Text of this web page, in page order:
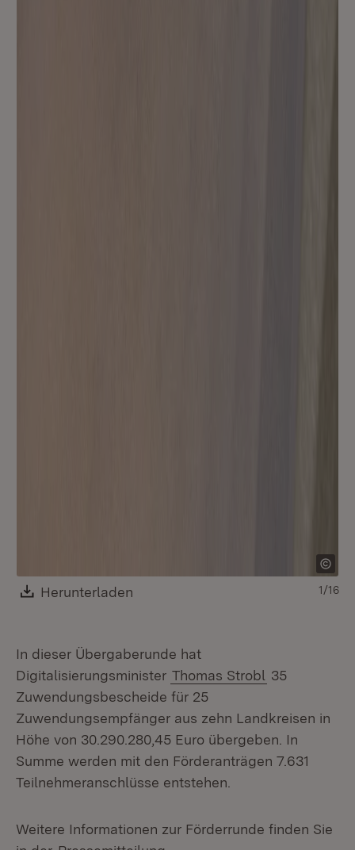
Download:
Herunterladen 1/16
In dieser Übergaberunde hat
Digitalisierungsminister Thomas Strobl 35
Zuwendungsbescheide für 25
Zuwendungsempfänger aus zehn Landkreisen in
Höhe von 30.290.280,45 Euro übergeben. In
Summe werden mit den Förderanträgen 7.631
Teilnehmeranschlüsse entstehen.
Weitere Informationen zur Förderrunde finden Sie